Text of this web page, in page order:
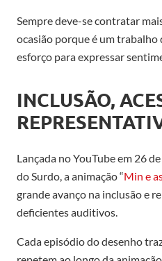
Sempre deve-se contratar
ocasião porque é um trabalho
esforço para expressar
INCLUSÃO,
Lançada no YouTube em 26
do Surdo, a animação “Min e
grande avanço na inclusão e
deficientes auditivos.
Cada episódio do desenho